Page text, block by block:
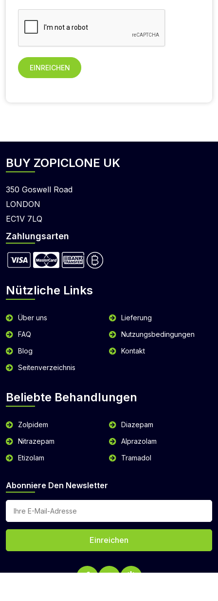
EINREICHEN
BUY ZOPICLONE UK
350 Goswell Road
LONDON
EC1V 7LQ
Zahlungsarten
Nützliche Links
Über uns
Lieferung
FAQ
Nutzungsbedingungen
Blog
Kontakt
Seitenverzeichnis
Beliebte Behandlungen
Zolpidem
Diazepam
Nitrazepam
Alprazolam
Etizolam
Tramadol
Abonniere Den Newsletter
Einreichen